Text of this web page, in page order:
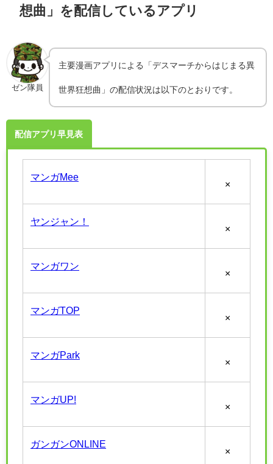
想曲」を配信しているアプリ
ゼン隊員
主要漫画アプリによる「デスマーチからはじまる異
世界狂想曲」の配信状況は以下のとおりです。
配信アプリ早見表
マンガMee
×
ヤンジャン！
×
マンガワン
×
マンガTOP
×
マンガPark
×
マンガUP!
×
ガンガンONLINE
×